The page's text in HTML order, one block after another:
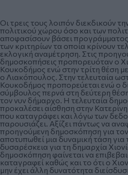
Οι τρεις τους λοιπόν διεκδικούν
πολιτικού χώρου όσο και των
αποφασίσουν βάσει
των κριτηρίων τα οποία κρίνουν
εκλογική αναμέτρηση. Στις
δημοσκοπήσεις προπορευόταν ο
Κουκοδήμος ενώ στην τρίτη θέση
ο Λιακόπουλος. Στην τελευταία
Κουκοδήμος προπορεύεται ενώ ο
σύμβουλος περνά στη δεύτερη
τον νυν δήμαρχο. Η τελευταία
προκαλέσει αίσθηση στην
που καταγράφει και λόγω των
παρουσιάζει. Αξίζει πάντως να
προηγούμενη δημοσκόπηση για τον
αποτυπωθεί μια δυναμική τάση για
δυσαρέσκεια για τη δημαρχία
δημοσκόπηση φαίνεται να
καταγραφεί καθώς και το ότι ο
μην έχει άλλη δυνατότητα